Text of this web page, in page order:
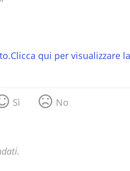
qui per visualizzare
Sì No